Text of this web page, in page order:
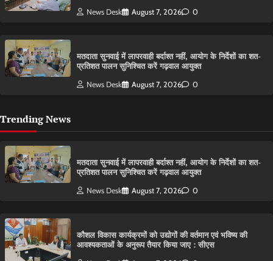
News Desk August 7, 2026 0
मतदाता सुनवाई में लापरवाही बर्दाश्त नहीं, आयोग के निर्देशों का शत-
प्रतिशत पालन सुनिश्चित करें गढ़वाल आयुक्त
News Desk August 7, 2026 0
Trending News
मतदाता सुनवाई में लापरवाही बर्दाश्त नहीं, आयोग के निर्देशों का शत-
प्रतिशत पालन सुनिश्चित करें गढ़वाल आयुक्त
News Desk August 7, 2026 0
कौशल विकास कार्यक्रमों को उद्योगों की वर्तमान एवं भविष्य की
आवश्यकताओं के अनुरूप तैयार किया जाए : सीएस